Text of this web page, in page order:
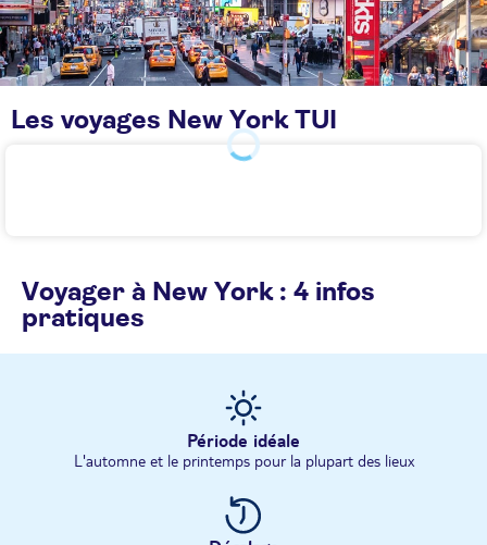
Les voyages New York TUI
Voyager à New York : 4 infos
pratiques
Période idéale
L'automne et le printemps pour la plupart des lieux